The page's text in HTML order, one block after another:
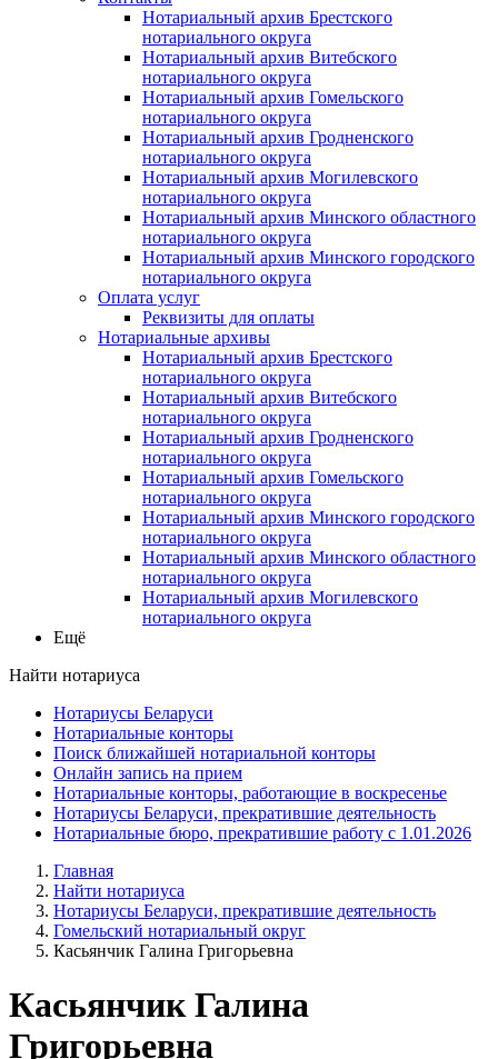
Нотариальный архив Брестского
нотариального округа
Нотариальный архив Витебского
нотариального округа
Нотариальный архив Гомельского
нотариального округа
Нотариальный архив Гродненского
нотариального округа
Нотариальный архив Могилевского
нотариального округа
Нотариальный архив Минского областного
нотариального округа
Нотариальный архив Минского городского
нотариального округа
Оплата услуг
Реквизиты для оплаты
Нотариальные архивы
Нотариальный архив Брестского
нотариального округа
Нотариальный архив Витебского
нотариального округа
Нотариальный архив Гродненского
нотариального округа
Нотариальный архив Гомельского
нотариального округа
Нотариальный архив Минского городского
нотариального округа
Нотариальный архив Минского областного
нотариального округа
Нотариальный архив Могилевского
нотариального округа
Ещё
Найти нотариуса
Нотариусы Беларуси
Нотариальные конторы
Поиск ближайшей нотариальной конторы
Онлайн запись на прием
Нотариальные конторы, работающие в воскресенье
Нотариусы Беларуси, прекратившие деятельность
Нотариальные бюро, прекратившие работу с 1.01.2026
Главная
Найти нотариуса
Нотариусы Беларуси, прекратившие деятельность
Гомельский нотариальный округ
Касьянчик Галина Григорьевна
Касьянчик Галина
Григорьевна